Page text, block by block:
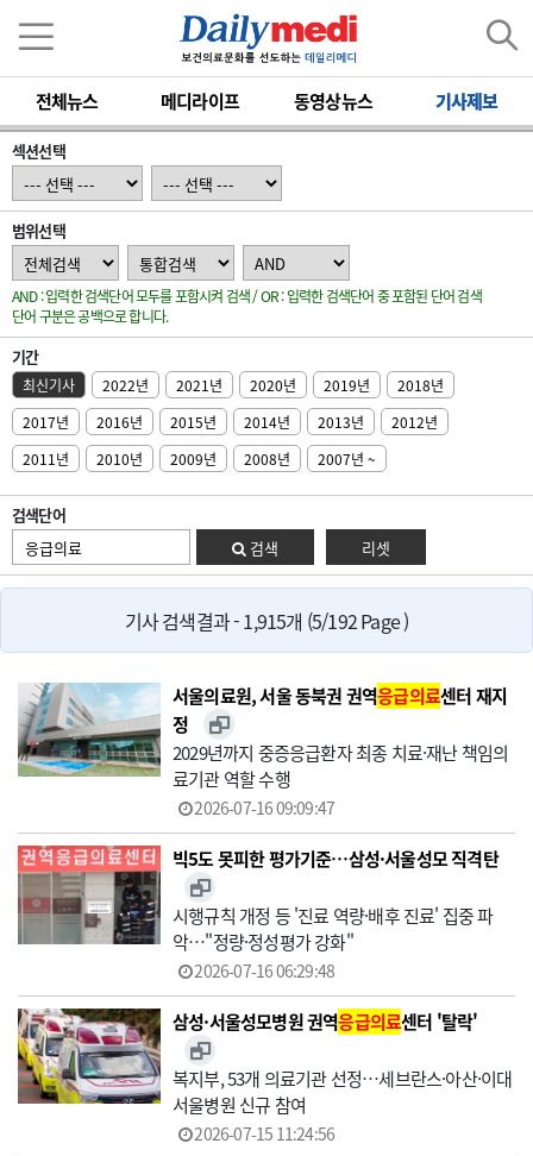
전체뉴스 메디라이프 동영상뉴스 기사제보
섹션선택
범위선택
AND : 입력한 검색단어 모두를 포함시켜 검색 / OR : 입력한 검색단어 중 포함된 단어 검색
단어 구분은 공백으로 합니다.
기간
최신기사 2022년 2021년 2020년 2019년
2018년
2017년
2016년 2015년 2014년 2013년
2012년
2011년
2010년 2009년 2008년 2007년 ~
검색단어
검색
리셋
기사 검색결과 - 1,915개 (5/192 Page )
서울의료원, 서울 동북권 권역응급의료센터 재지
정
2029년까지 중증응급환자 최종 치료·재난 책임의
료기관 역할 수행
2026-07-16 09:09:47
빅5도 못피한 평가기준…삼성·서울성모 직격탄
시행규칙 개정 등 '진료 역량·배후 진료' 집중 파
악…"정량·정성평가 강화"
2026-07-16 06:29:48
삼성·서울성모병원 권역응급의료센터 '탈락'
복지부, 53개 의료기관 선정…세브란스·아산·이대
서울병원 신규 참여
2026-07-15 11:24:56